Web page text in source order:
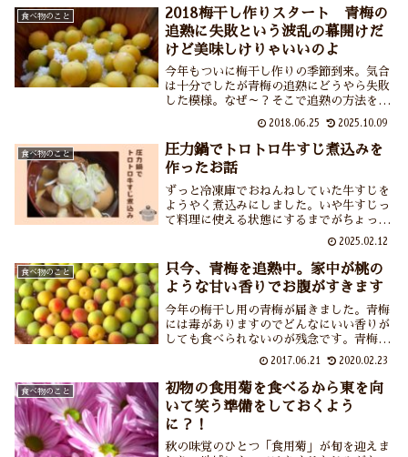
いしい紅しょうが。自家製の梅酢と梅ボー
イズさんの梅酢で作った紅しょうがの違い
も比べてみました。
食べ物のこと
2018梅干し作りスタート 青梅の
追熟に失敗という波乱の幕開けだ
けど美味しけりゃいいのよ
今年もついに梅干し作りの季節到来。気合
は十分でしたが青梅の追熟にどうやら失敗
した模様。なぜ～？そこで追熟の方法を調
年の梅干しは種が大きくていまひとつ、そ
して今年は追熟がうまくいかず、梅干し作
りの道は険しいですね。
2018.06.25 2025.10.09
食べ物のこと
圧力鍋でトロトロ牛すじ煮込みを
作ったお話
ずっと冷凍庫でおねんねしていた牛すじを
ようやく煮込みにしました。いや牛すじっ
て料理に使える状態にするまでがちょっと
面倒というかなんというか……しかし茹で
こぼしをして圧力鍋で煮込みを作ってみた
ら感動の美味しさ、やわらかさ。これなら
また作ろうって気にもなるなー。
2025.02.12
食べ物のこと
只今、青梅を追熟中。家中が桃の
ような甘い香りでお腹がすきます
今年の梅干し用の青梅が届きました。青梅
には毒がありますのでどんなにいい香りが
しても食べられないのが残念です。青梅の
2017.06.21 2020.02.23
食べ物のこと
初物の食用菊を食べるから東を向
いて笑う準備をしておくよう
に？！
秋の味覚のひとつ「食用菊」が旬を迎えま